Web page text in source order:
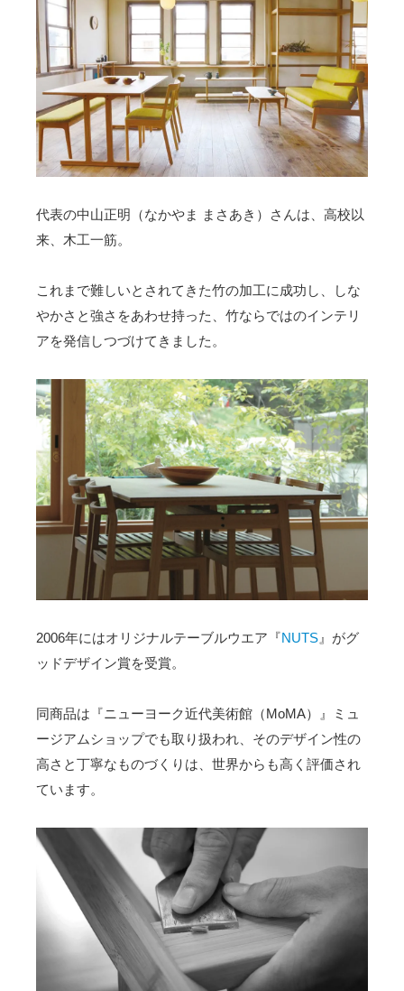
代表の中山正明（なかやま まさあき）さんは、高校以
来、木工一筋。
これまで難しいとされてきた竹の加工に成功し、しな
やかさと強さをあわせ持った、竹ならではのインテリ
アを発信しつづけてきました。
2006年にはオリジナルテーブルウエア『NUTS』がグ
ッドデザイン賞を受賞。
同商品は『ニューヨーク近代美術館（MoMA）』ミュ
ージアムショップでも取り扱われ、そのデザイン性の
高さと丁寧なものづくりは、世界からも高く評価され
ています。